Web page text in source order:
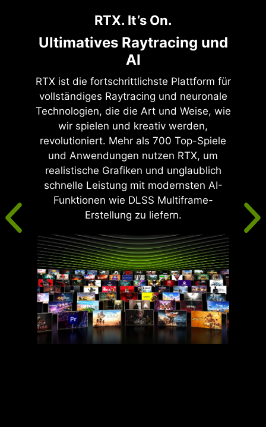
RTX. It’s On.
Ultimatives Raytracing und
AI
RTX ist die fortschrittlichste Plattform für
vollständiges Raytracing und neuronale
Technologien, die die Art und Weise, wie
wir spielen und kreativ werden,
revolutioniert. Mehr als 700 Top-Spiele
und Anwendungen nutzen RTX, um
realistische Grafiken und unglaublich
schnelle Leistung mit modernsten AI-
Funktionen wie DLSS Multiframe-
Erstellung zu liefern.